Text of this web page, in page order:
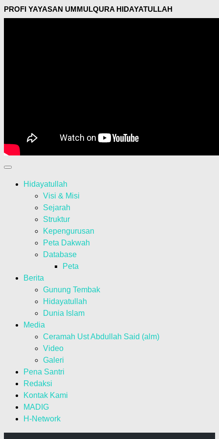
PROFI YAYASAN UMMULQURA HIDAYATULLAH
Hidayatullah
Visi & Misi
Sejarah
Struktur
Kepengurusan
Peta Dakwah
Database
Peta
Berita
Gunung Tembak
Hidayatullah
Dunia Islam
Media
Ceramah Ust Abdullah Said (alm)
Video
Galeri
Pena Santri
Redaksi
Kontak Kami
MADIG
H-Network